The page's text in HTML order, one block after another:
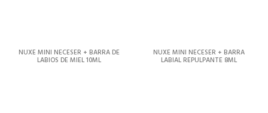
NUXE MINI NECESER + BARRA DE
LABIOS DE MIEL 10ML
NUXE MINI NECESER + BARRA
LABIAL REPULPANTE 8ML